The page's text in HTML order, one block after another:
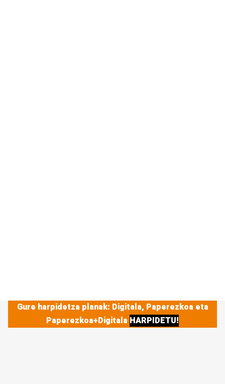
Gure harpidetza planak: Digitala, Paperezkoa eta
Paperezkoa+Digitala HARPIDETU!